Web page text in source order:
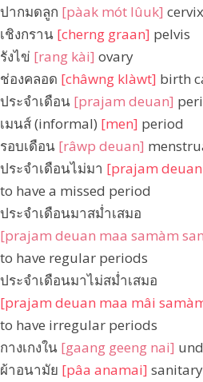
ปากมดลูก [pàak mót lûuk] cervix
เชิงกราน [cherng graan] pelvis
รังไข่ [rang kài] ovary
ช่องคลอด [châwng klàwt] birth
ประจำเดือน [prajam deuan]
เมนส์ (informal) [men] period
รอบเดือน [râwp deuan]
ประจำเดือนไม่มา [prajam
to have a missed period
ประจำเดือนมาสม่ำเสมอ
[prajam deuan maa samàm
to have regular periods
ประจำเดือนมาไม่สม่ำเสมอ
[prajam deuan maa mâi
to have irregular periods
กางเกงใน [gaang geeng nai]
ผ้าอนามัย [pâa anamai]